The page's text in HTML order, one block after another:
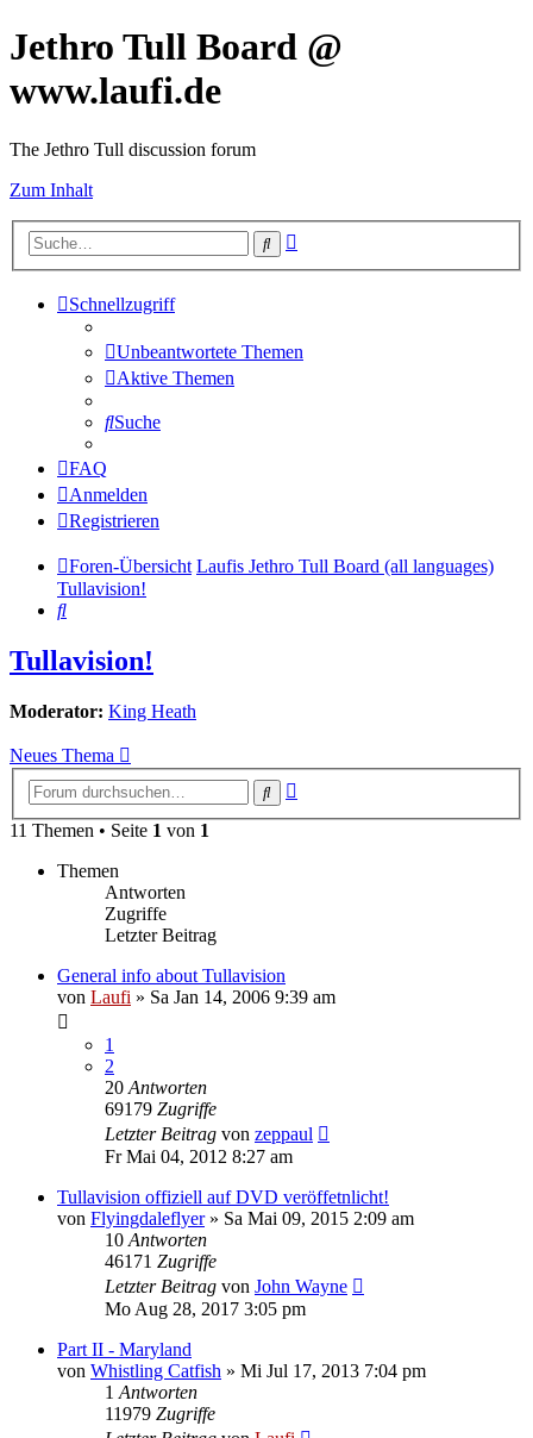
Jethro Tull Board @
www.laufi.de
The Jethro Tull discussion forum
Zum Inhalt
Suche
Schnellzugriff
Unbeantwortete Themen
Aktive Themen
Suche
FAQ
Anmelden
Registrieren
Foren-Übersicht Laufis Jethro Tull Board (all languages)
Tullavision!
Suche
Tullavision!
Moderator: King Heath
Neues Thema
Suche
11 Themen • Seite 1 von 1
Themen
Antworten
Zugriffe
Letzter Beitrag
General info about Tullavision
von Laufi » Sa Jan 14, 2006 9:39 am
1
2
20 Antworten
69179 Zugriffe
Letzter Beitrag von zeppaul
Fr Mai 04, 2012 8:27 am
Tullavision offiziell auf DVD veröffetnlicht!
von Flyingdaleflyer» Sa Mai 09, 2015 2:09 am
10 Antworten
46171 Zugriffe
Letzter Beitrag von John Wayne
Mo Aug 28, 2017 3:05 pm
Part II - Maryland
von Whistling Catfish » Mi Jul 17, 2013 7:04 pm
1 Antworten
11979 Zugriffe